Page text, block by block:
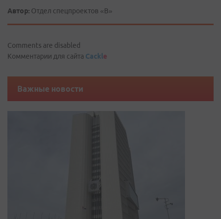
Автор: Отдел спецпроектов «В»
Comments are disabled
Комментарии для сайта Cackle
Важные новости